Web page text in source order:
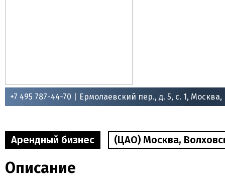
+7 495 787-44-70 | Ермолаевский пер., д. 5, с. 1, Москва,
Арендный бизнес (ЦАО) Москва,
Описание